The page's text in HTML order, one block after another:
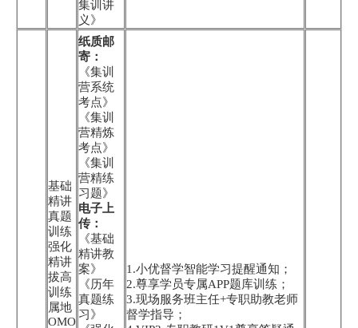
集训讲
义》
基础
精讲
真题
训练
强化
精讲
拔高
训练
属地
OMO
纸质邮
寄：
《集训
营系统
考点》
《集训
营精炼
考点》
《集训
营精练
习题》
电子上
传：
《基础
精讲教
案》
《历年
真题练
习》
1.小优督学智能学习提醒通知；
2.尊享学员专属APP题库训练；
3.现场服务班主任+专职助教老师
督学指导；